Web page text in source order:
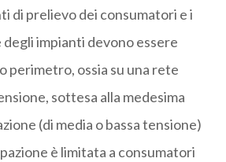
di prelievo dei consumatori e i
impianti devono essere
perimetro, ossia su una rete
sottesa alla medesima
(di media o bassa tensione)
è limitata a consumatori